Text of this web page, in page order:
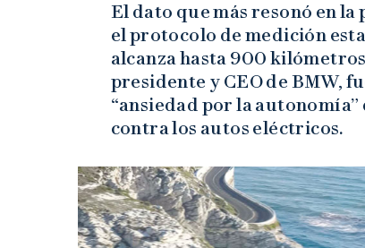
El dato que más resonó en
el protocolo de medición
alcanza hasta 900
presidente y CEO de BMW,
“ansiedad por la
contra los autos eléctricos.